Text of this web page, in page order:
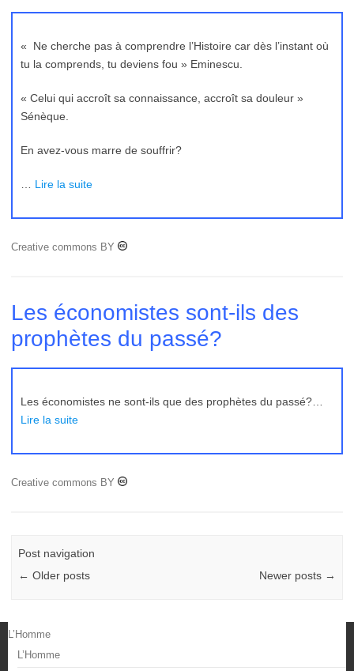
« Ne cherche pas à comprendre l’Histoire car dès l’instant où
tu la comprends, tu deviens fou » Eminescu.
« Celui qui accroît sa connaissance, accroît sa douleur »
Sénèque.
En avez-vous marre de souffrir?
Lire la suite
Creative commons BY
Les économistes sont-ils des
prophètes du passé?
Les économistes ne sont-ils que des prophètes du passé?…
Lire la suite
Creative commons BY
Post navigation
← Older posts Newer posts →
L’Homme
L’Homme